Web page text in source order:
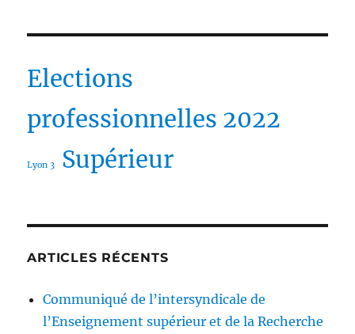
Elections
professionnelles 2022
Lyon 3 Supérieur
ARTICLES RÉCENTS
Communiqué de l’intersyndicale de
l’Enseignement supérieur et de la Recherche